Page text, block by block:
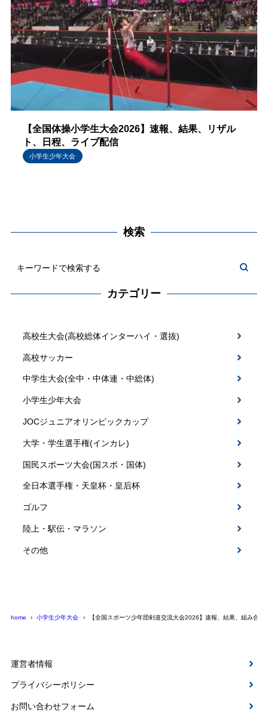
【全国体操小学生大会2026】速報、結果、リザル
ト、日程、ライブ配信
小学生少年大会
検索
カテゴリー
高校生大会(高校総体インターハイ・選抜)
高校サッカー
中学生大会(全中・中体連・中総体)
小学生少年大会
JOCジュニアオリンピックカップ
大学・学生選手権(インカレ)
国民スポーツ大会(国スポ・国体)
全日本選手権・天皇杯・皇后杯
ゴルフ
陸上・駅伝・マラソン
その他
home 小学生少年大会 【全国スポーツ少年団剣道交流大会2026】速報、結果、組み合わ
運営者情報
プライバシーポリシー
お問い合わせフォーム